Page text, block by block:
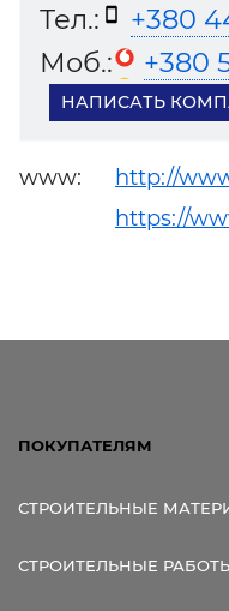
Тел.:
+380
Моб.:
+380
НАПИСАТЬ
www:
http://
https://
ПОКУПАТЕЛЯМ
СТРОИТЕЛЬНЫЕ
СТРОИТЕЛЬНЫЕ